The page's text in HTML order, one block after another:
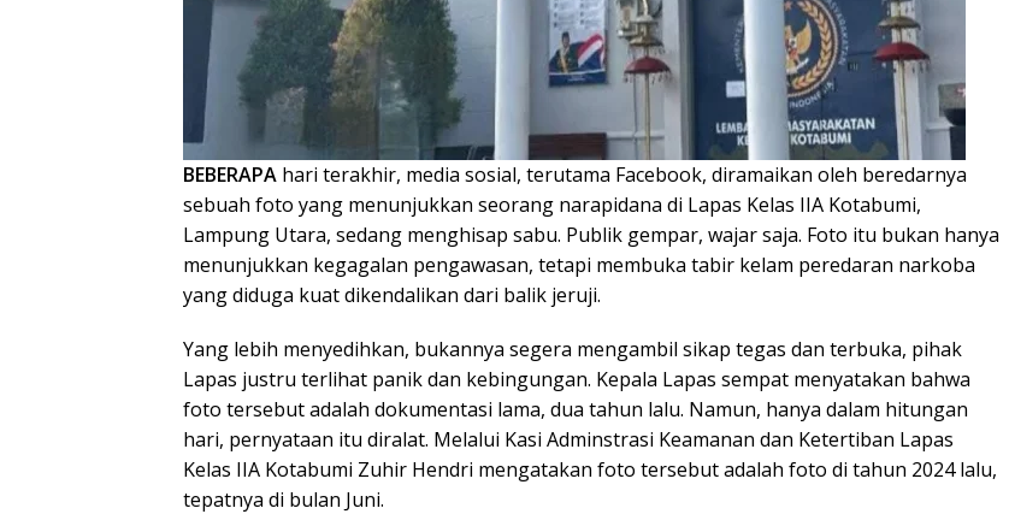
BEBERAPA hari terakhir, media sosial, terutama Facebook, diramaikan oleh beredarnya
sebuah foto yang menunjukkan seorang narapidana di Lapas Kelas IIA Kotabumi,
Lampung Utara, sedang menghisap sabu. Publik gempar, wajar saja. Foto itu bukan hanya
menunjukkan kegagalan pengawasan, tetapi membuka tabir kelam peredaran narkoba
yang diduga kuat dikendalikan dari balik jeruji.
Yang lebih menyedihkan, bukannya segera mengambil sikap tegas dan terbuka, pihak
Lapas justru terlihat panik dan kebingungan. Kepala Lapas sempat menyatakan bahwa
foto tersebut adalah dokumentasi lama, dua tahun lalu. Namun, hanya dalam hitungan
hari, pernyataan itu diralat. Melalui Kasi Adminstrasi Keamanan dan Ketertiban Lapas
Kelas IIA Kotabumi Zuhir Hendri mengatakan foto tersebut adalah foto di tahun 2024 lalu,
tepatnya di bulan Juni.